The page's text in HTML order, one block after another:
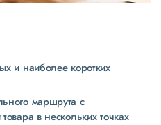
и наиболее коротких
маршрута с
в нескольких точках